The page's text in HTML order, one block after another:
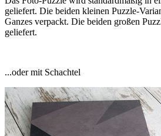
geliefert. Die beiden kleinen Puzzle-
Ganzes verpackt. Die beiden großen
geliefert.
...oder mit Schachtel